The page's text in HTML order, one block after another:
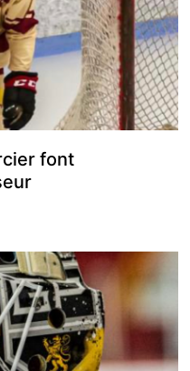
font